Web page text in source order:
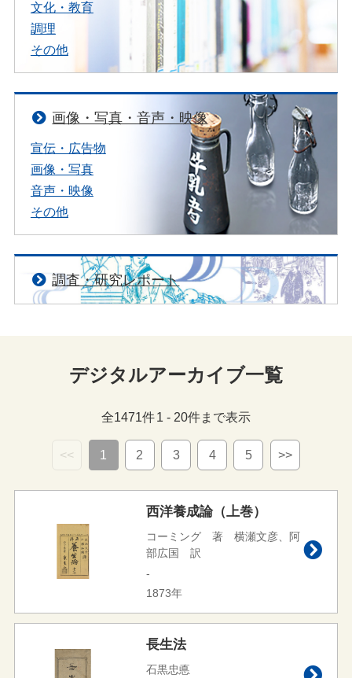
文化・教育
調理
その他
画像・写真・音声・映像
宣伝・広告物
画像・写真
音声・映像
その他
調査・研究レポート
デジタルアーカイブ一覧
全1471件1 - 20件まで表示
<< 1 2 3 4 5 >>
西洋養成論（上巻）
コーミング 著 横瀬文彦、阿
部広国 訳
-
1873年
長生法
石黒忠悳